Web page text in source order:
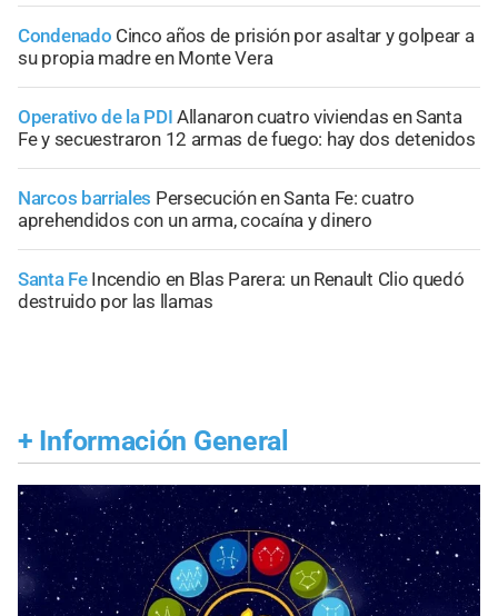
Condenado Cinco años de prisión por asaltar y golpear a
su propia madre en Monte Vera
Operativo de la PDI Allanaron cuatro viviendas en Santa
Fe y secuestraron 12 armas de fuego: hay dos detenidos
Narcos barriales Persecución en Santa Fe: cuatro
aprehendidos con un arma, cocaína y dinero
Santa Fe Incendio en Blas Parera: un Renault Clio quedó
destruido por las llamas
+ Información General